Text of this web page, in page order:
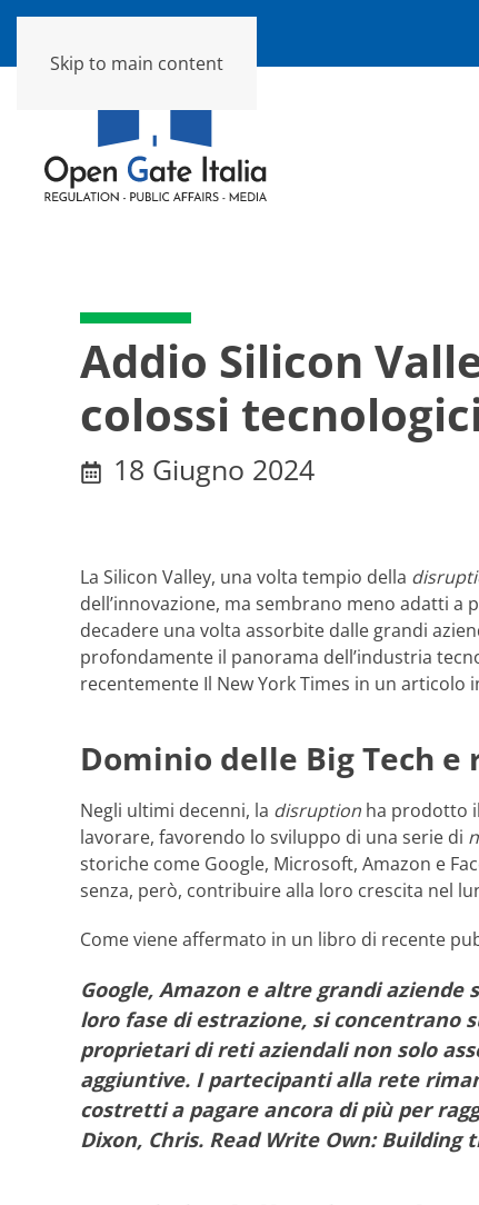
Skip to main content
Addio Silicon
colossi
18 Giugno 2024
La Silicon Valley, una volta tempio della
dell’innovazione, ma sembrano meno adatti
decadere una volta assorbite dalle grandi
profondamente il panorama dell’industria
recentemente Il New York Times in un articolo
Dominio delle Big Tech e
Negli ultimi decenni, la disruption ha prodotto
lavorare, favorendo lo sviluppo di una serie di
storiche come Google, Microsoft, Amazon e
senza, però, contribuire alla loro crescita nel
Come viene affermato in un libro di recente
Google, Amazon e altre grandi
loro fase di estrazione, si concentrano
proprietari di reti aziendali non solo
aggiuntive. I partecipanti alla rete
costretti a pagare ancora di più per
Dixon, Chris. Read Write Own: